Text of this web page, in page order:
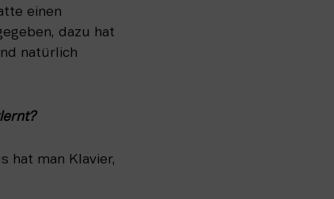
einen
dazu hat
natürlich
hat man Klavier,